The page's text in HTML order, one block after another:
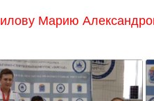
Марию